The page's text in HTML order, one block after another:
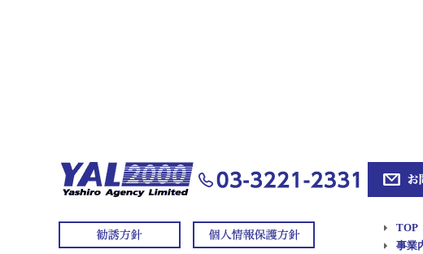
TOP
事業